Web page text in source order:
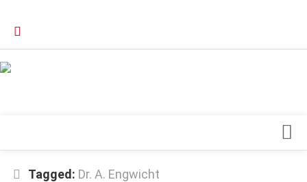
Tagged: Dr. A. Engwicht